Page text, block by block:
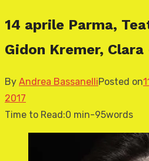
14 aprile Parma,
Gidon Kremer,
By Andrea BassanelliPosted on
2017
Time to Read:0 min-95words